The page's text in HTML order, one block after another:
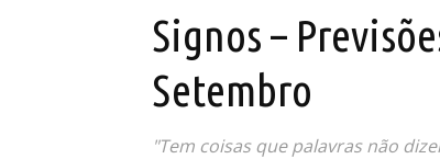
Signos –
Setembro
"Tem coisas que palavras não